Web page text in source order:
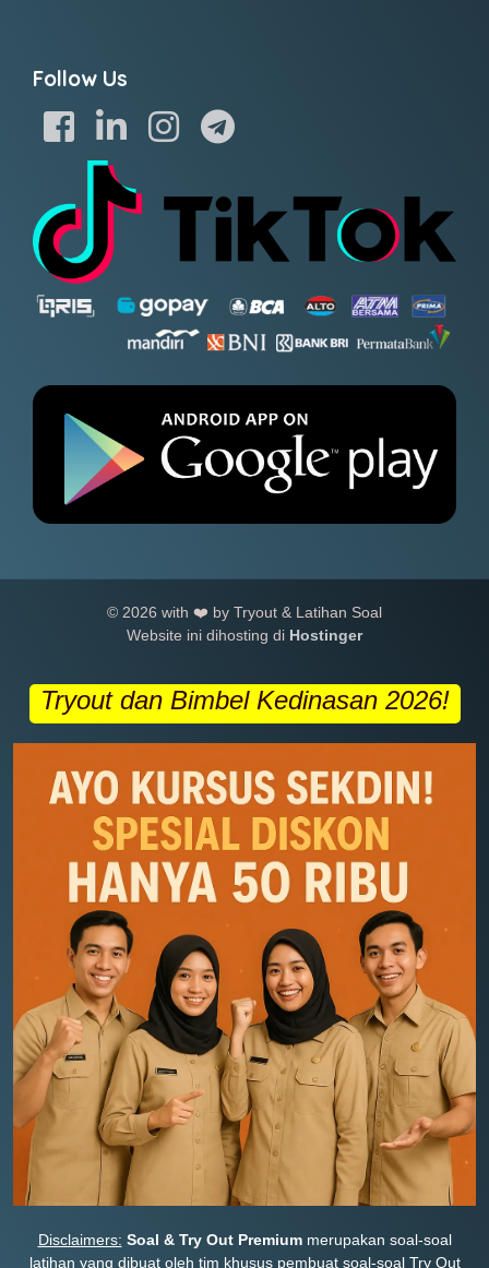
Follow Us
© 2026 with ❤️ by Tryout & Latihan Soal
Website ini dihosting di Hostinger
Tryout dan Bimbel Kedinasan 2026!
Disclaimers: Soal & Try Out Premiummerupakan soal-soal
latihan yang dibuat oleh tim khusus pembuat soal-soal Try Out